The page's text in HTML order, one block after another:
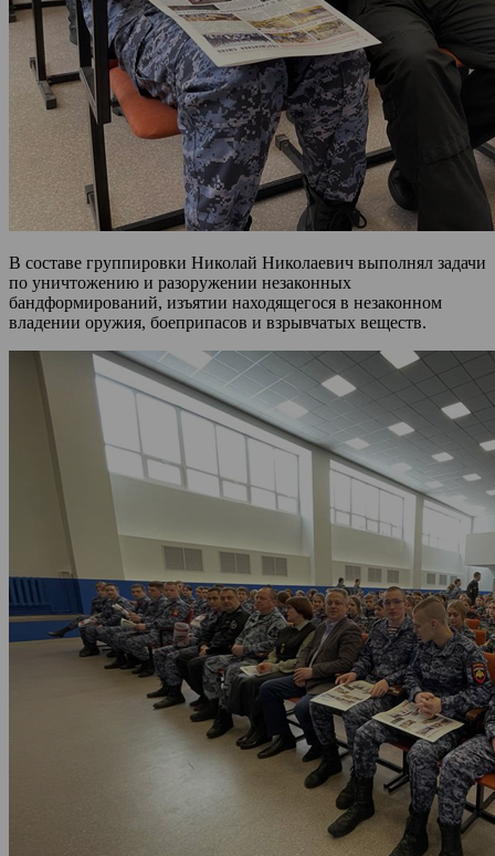
В составе группировки Николай Николаевич выполнял задачи
по уничтожению и разоружении незаконных
бандформирований, изъятии находящегося в незаконном
владении оружия, боеприпасов и взрывчатых веществ.